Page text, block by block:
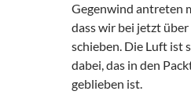
Gegenwind antreten
dass wir bei jetzt über
schieben. Die Luft ist
dabei, das in den
geblieben ist.